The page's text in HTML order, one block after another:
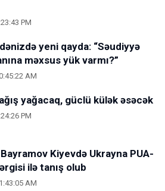
PM
dənizdə yeni qayda: “Səudiyyə
məxsus yük varmı?”
AM
yağacaq, güclü külək əsəcək
PM
Kiyevdə Ukrayna PUA-
ilə tanış olub
AM